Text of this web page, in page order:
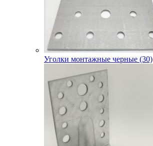
Уголки монтажные черные (30)